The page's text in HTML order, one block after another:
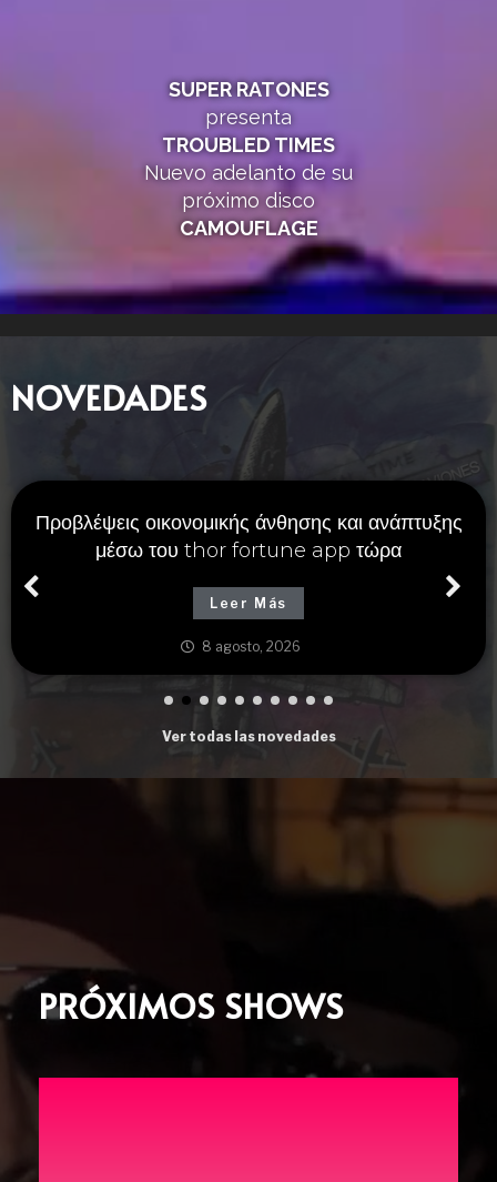
SUPER RATONES
presenta
TROUBLED TIMES
Nuevo adelanto de su
próximo disco
CAMOUFLAGE
NOVEDADES
Προβλέψεις οικονομικής άνθησης και ανάπτυξης
μέσω του thor fortune app τώρα
Leer Más
8 agosto, 2026
Ver todas las novedades
PRÓXIMOS SHOWS